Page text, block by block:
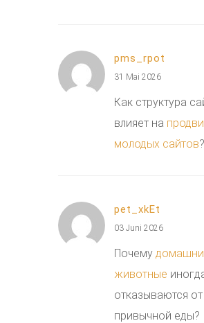
pms_rpot
31 Mai 2026
Как структура
влияет на
молодых сайтов?
pet_xkEt
03 Juni 2026
Почему
животные
отказываются от
привычной еды?